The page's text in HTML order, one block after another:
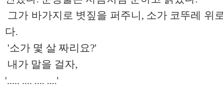
그가 바가지로 볏짚을 퍼주니, 소가 코뚜레 위
다.
'소가 몇 살 짜리요?'
내가 말을 걸자,
'..... .... .... ....'